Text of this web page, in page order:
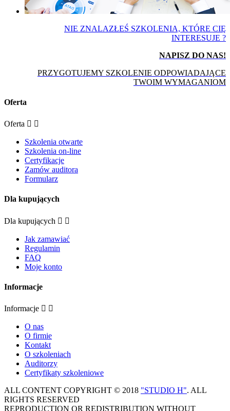
NIE ZNALAZŁEŚ SZKOLENIA, KTÓRE CIĘ
INTERESUJE ?
NAPISZ DO NAS!
PRZYGOTUJEMY SZKOLENIE ODPOWIADAJĄCE
TWOIM WYMAGANIOM
Oferta
Oferta  
Szkolenia otwarte
Szkolenia on-line
Certyfikacje
Zamów auditora
Formularz
Dla kupujących
Dla kupujących  
Jak zamawiać
Regulamin
FAQ
Moje konto
Informacje
Informacje  
O nas
O firmie
Kontakt
O szkoleniach
Auditorzy
Certyfikaty szkoleniowe
ALL CONTENT COPYRIGHT © 2018 "STUDIO H". ALL
RIGHTS RESERVED
REPRODUCTION OR REDISTRIBUTION WITHOUT